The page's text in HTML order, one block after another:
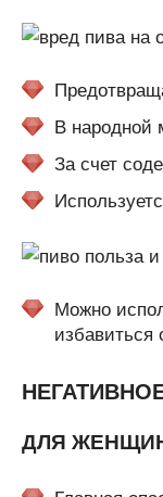
В народной
За счет
Можно
избавиться
ДЛЯ